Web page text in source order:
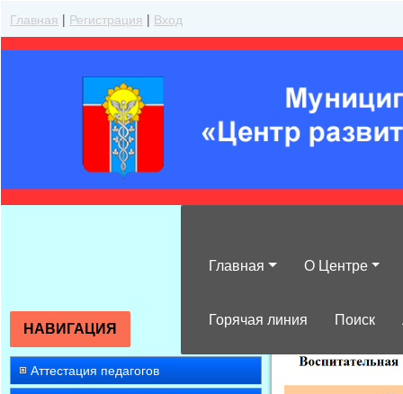
Главная | Регистрация | Вход
Главная О Центре
Горячая линия Поиск
НАВИГАЦИЯ
Аттестация педагогов